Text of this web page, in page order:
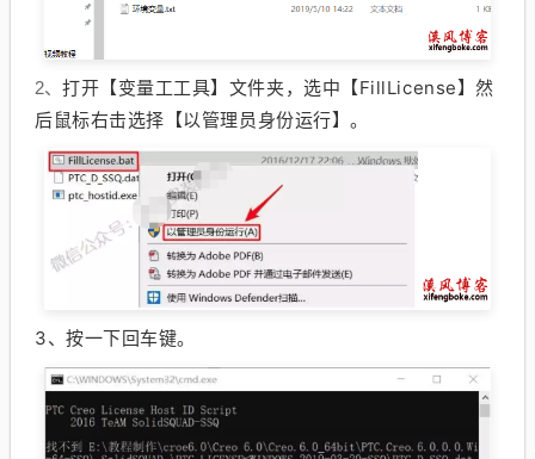
2、 打开【变量工工具】文件夹，选中【FillLicense】然
后鼠标右击选择【以管理员身份运行】。
3、按一下回车键。